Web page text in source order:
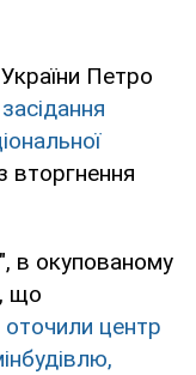
Петро
вторгнення
в окупованому
що
оточили центр